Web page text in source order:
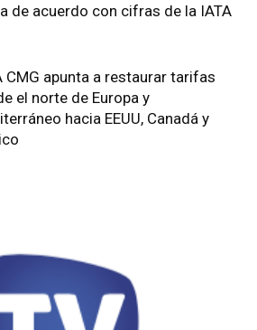
de acuerdo con cifras de la IATA
CMG apunta a restaurar tarifas
el norte de Europa y
hacia EEUU, Canadá y